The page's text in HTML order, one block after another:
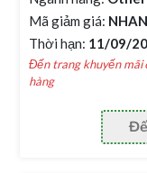
Mã giảm giá:
Thời hạn: 11/09/
Đến trang khuyến mãi
hàng